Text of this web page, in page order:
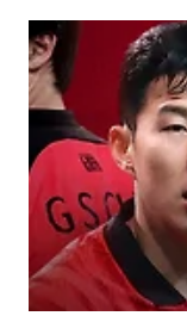
단 축구중계 바로가기' 누
트에 접속가능합니다.) 카
안컵이 치킨업계에서 매출
하고 있다고 하는데요. 바
풀려면 미리 쿠폰 받아 주